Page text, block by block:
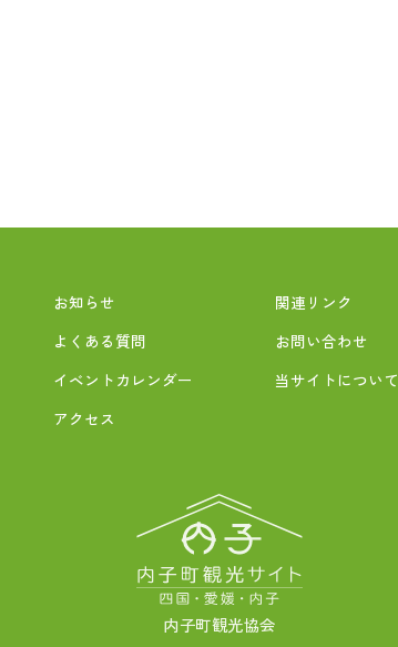
お知らせ
よくある質問
イベントカレンダー
アクセス
関連リンク
お問い合わせ
当サイトについて
内子町観光協会